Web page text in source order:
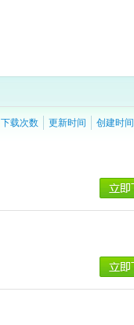
下载次数 更新时间 创建时间